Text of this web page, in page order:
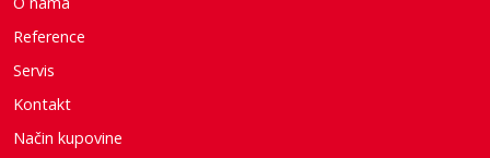
Reference
Servis
Kontakt
Način kupovine